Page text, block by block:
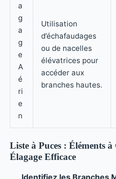
a
g
a
g
e
A
é
ri
e
n
Utilisation
d’échafaudages
ou de nacelles
élévatrices pour
accéder aux
branches hautes.
Liste à Puces : Éléments
Élagage Efficace
Identifiez les Branches